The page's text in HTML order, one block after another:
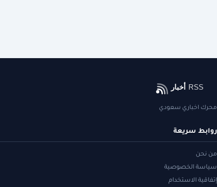
محرك اخباري سعودي
روابط سريعة
من نحن
سياسة الخصوصية
إتفاقية الاستخدام